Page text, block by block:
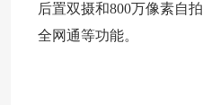
后置双摄和800万像素自
全网通等功能。